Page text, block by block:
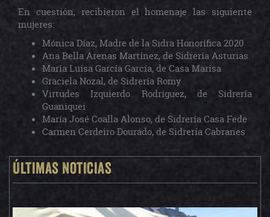
En cuestión, recibieron el homenaje las siguiente
mujeres:
Mónica Díaz, Madre de la Sidra Honorífica 2020
Ana Bella Arenas Martínez, de Sidrería Asturias.
María Luisa García García, de Casa Marisa
Graciela Nozal, de Sidrería Romy
Virtudes Izquierdo Rodríguez, de Sidrería
Guaniquei
María José Coalla Alonso, de Sidrería Casa Fede
Carmen Cerdeiro Dourado, de Sidrería Cabranes
Últimas noticias